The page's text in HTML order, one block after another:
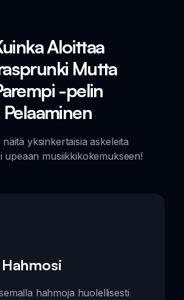
Aloittaa
Mutta
-pelin
Pelaaminen
yksinkertaisia askeleita
upeaan musiikkikokemukseen!
hahmoja huolellisesti